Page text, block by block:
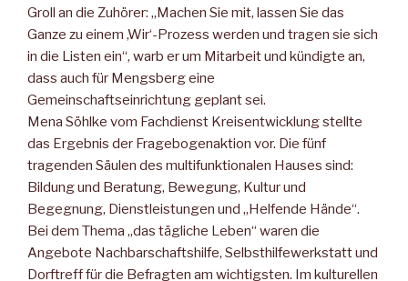
Groll an die Zuhörer: „Machen Sie mit, lassen Sie das
Ganze zu einem ,Wir‘-Prozess werden und tragen sie sich
in die Listen ein“, warb er um Mitarbeit und kündigte an,
dass auch für Mengsberg eine
Gemeinschaftseinrichtung geplant sei.
Mena Söhlke vom Fachdienst Kreisentwicklung stellte
das Ergebnis der Fragebogenaktion vor. Die fünf
tragenden Säulen des multifunktionalen Hauses sind:
Bildung und Beratung, Bewegung, Kultur und
Begegnung, Dienstleistungen und „Helfende Hände“.
Bei dem Thema „das tägliche Leben“ waren die
Angebote Nachbarschaftshilfe, Selbsthilfewerkstatt und
Dorftreff für die Befragten am wichtigsten. Im kulturellen